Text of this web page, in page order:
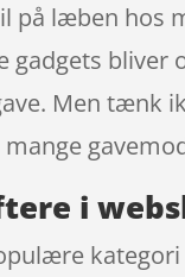
på læben hos
gadgets
Men tænk
i